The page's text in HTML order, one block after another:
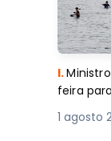
I.
feira
1 agosto